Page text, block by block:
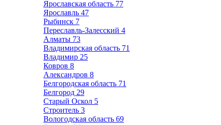
Ярославская область 77
Ярославль 47
Рыбинск 7
Переславль-Залесский 4
Алматы 73
Владимирская область 71
Владимир 25
Ковров 8
Александров 8
Белгородская область 71
Белгород 29
Старый Оскол 5
Строитель 3
Вологодская область 69